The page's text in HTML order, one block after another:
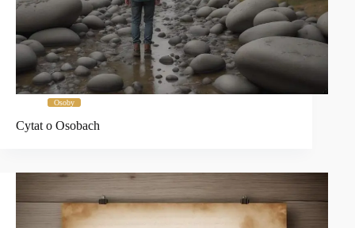
Osoby
Cytat o Osobach